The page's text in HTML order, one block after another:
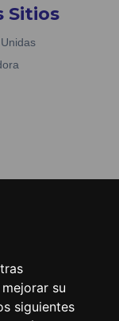
su
siguientes
Sitios
soporte y